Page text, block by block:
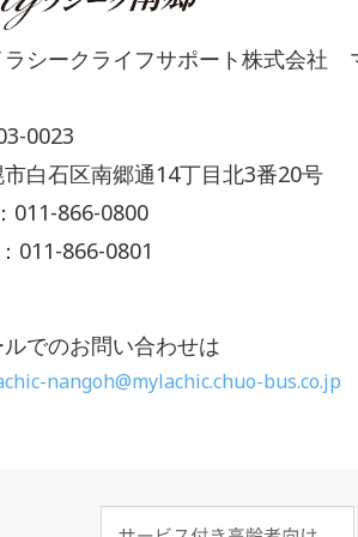
ラシークライフサポート株式会社
0023
白石区南郷通14丁目北3番20号
011-866-0800
011-866-0801
ルでのお問い合わせは
nangoh@mylachic.chuo-bus.co.jp